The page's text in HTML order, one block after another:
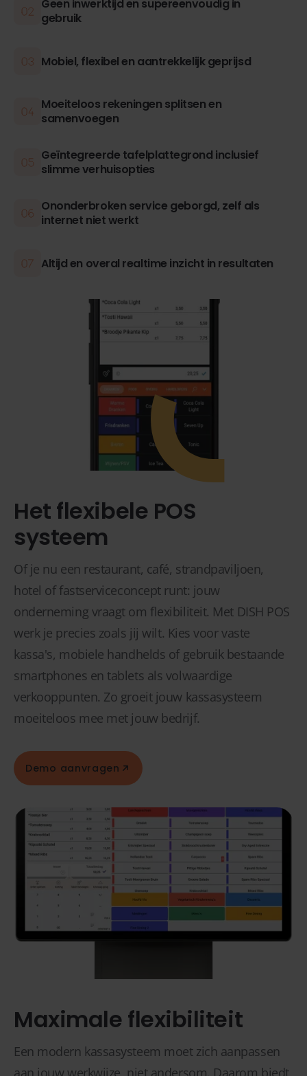
Geen inwerktijd en supereenvoudig in
gebruik
Mobiel, flexibel en aantrekkelijk geprijsd
Moeiteloos rekeningen splitsen en
samenvoegen
Geïntegreerde tafelplattegrond inclusief
slimme verhuisopties
Ononderbroken service geborgd, zelf als
internet niet werkt
Altijd en overal realtime inzicht in resultaten
Het flexibele POS
systeem
Of je nu een restaurant, café, strandpaviljoen,
hotel of fastserviceconcept runt: jouw
onderneming vraagt om flexibiliteit. Met DISH POS
werk je precies zoals jij wilt. Kies voor vaste
kassa's, mobiele handhelds of gebruik bestaande
smartphones en tablets als volwaardige
verkooppunten. Zo groeit jouw kassasysteem
moeiteloos mee met jouw bedrijf.
Demo aanvragen
Maximale flexibiliteit
Een modern kassasysteem moet zich aanpassen
aan jouw werkwijze, niet andersom. Daarom biedt